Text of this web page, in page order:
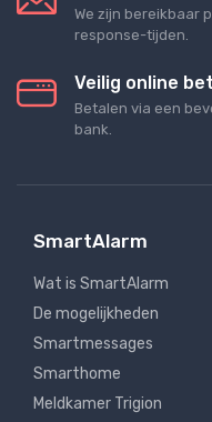
We zijn bereikbaar
response-tijden.
Veilig online
Betalen via een
bank.
SmartAlarm
Wat is SmartAlarm
De mogelijkheden
Smartmessages
Smarthome
Meldkamer Trigion